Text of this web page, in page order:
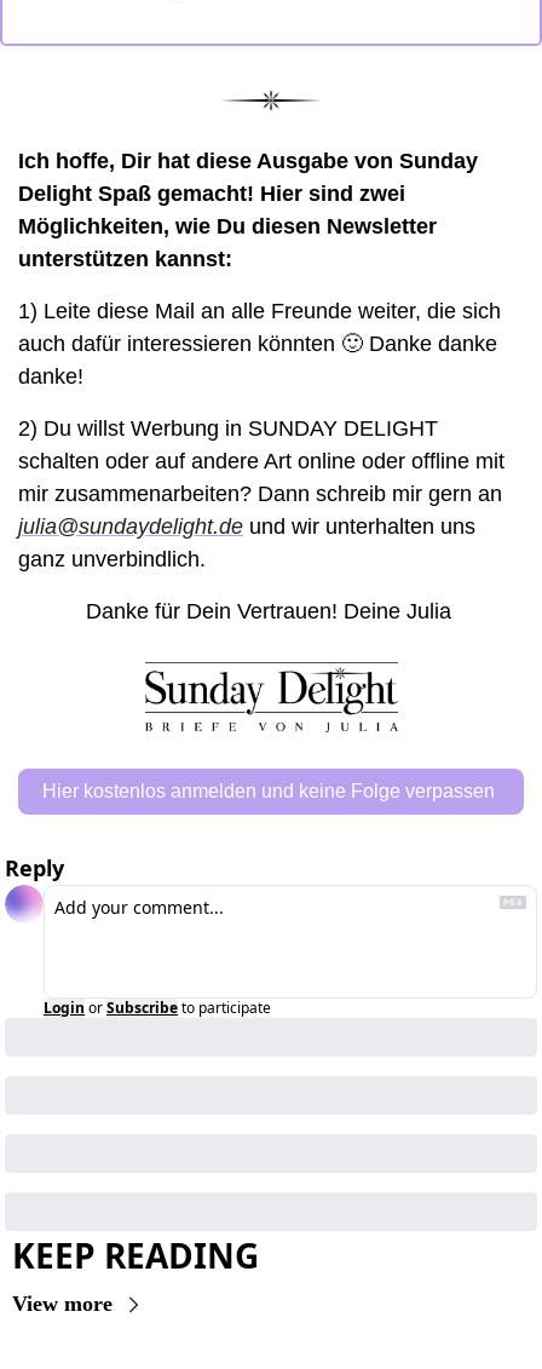
Ich hoffe, Dir hat diese Ausgabe von Sunday
Delight Spaß gemacht! Hier sind zwei
Möglichkeiten, wie Du diesen Newsletter
unterstützen kannst:
1) Leite diese Mail an alle Freunde weiter, die sich
auch dafür interessieren könnten 🙂 Danke danke
danke!
2) Du willst Werbung in SUNDAY DELIGHT
schalten oder auf andere Art online oder offline mit
julia@sundaydelight.de und wir unterhalten uns
ganz unverbindlich.
Danke für Dein Vertrauen! Deine Julia
Hier kostenlos anmelden und keine Folge verpassen
Reply
Login orSubscribeto participate
KEEP READING
View more